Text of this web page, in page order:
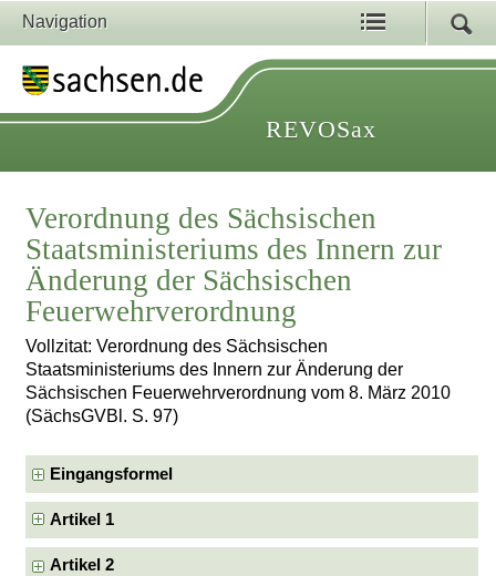
Navigation
REVOSax
Verordnung des Sächsischen
Staatsministeriums des Innern zur
Änderung der Sächsischen
Feuerwehrverordnung
Vollzitat: Verordnung des Sächsischen
Staatsministeriums des Innern zur Änderung der
Sächsischen Feuerwehrverordnung vom 8. März 2010
(SächsGVBl. S. 97)
Eingangsformel
Artikel 1
Artikel 2